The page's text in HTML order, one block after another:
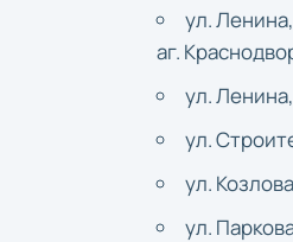
ул.
аг.
ул.
ул.
ул.
ул.